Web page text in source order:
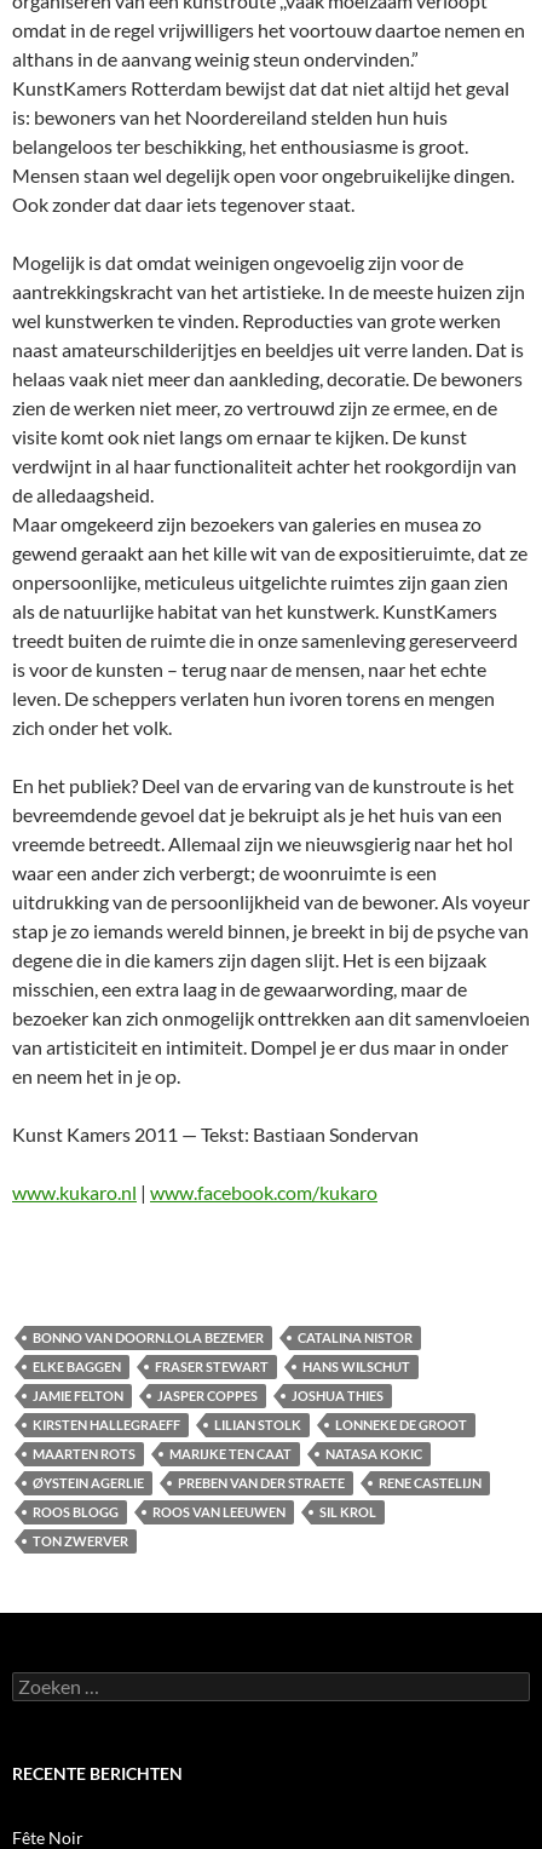
omdat in de regel vrijwilligers het voortouw daartoe nemen en
althans in de aanvang weinig steun ondervinden.”
KunstKamers Rotterdam bewijst dat dat niet altijd het geval
is: bewoners van het Noordereiland stelden hun huis
belangeloos ter beschikking, het enthousiasme is groot.
Mensen staan wel degelijk open voor ongebruikelijke dingen.
Ook zonder dat daar iets tegenover staat.
Mogelijk is dat omdat weinigen ongevoelig zijn voor de
aantrekkingskracht van het artistieke. In de meeste huizen zijn
wel kunstwerken te vinden. Reproducties van grote werken
naast amateurschilderijtjes en beeldjes uit verre landen. Dat is
helaas vaak niet meer dan aankleding, decoratie. De bewoners
zien de werken niet meer, zo vertrouwd zijn ze ermee, en de
visite komt ook niet langs om ernaar te kijken. De kunst
verdwijnt in al haar functionaliteit achter het rookgordijn van
de alledaagsheid.
Maar omgekeerd zijn bezoekers van galeries en musea zo
gewend geraakt aan het kille wit van de expositieruimte, dat ze
onpersoonlijke, meticuleus uitgelichte ruimtes zijn gaan zien
als de natuurlijke habitat van het kunstwerk. KunstKamers
treedt buiten de ruimte die in onze samenleving gereserveerd
is voor de kunsten – terug naar de mensen, naar het echte
leven. De scheppers verlaten hun ivoren torens en mengen
zich onder het volk.
En het publiek? Deel van de ervaring van de kunstroute is het
bevreemdende gevoel dat je bekruipt als je het huis van een
vreemde betreedt. Allemaal zijn we nieuwsgierig naar het hol
waar een ander zich verbergt; de woonruimte is een
uitdrukking van de persoonlijkheid van de bewoner. Als voyeur
stap je zo iemands wereld binnen, je breekt in bij de psyche van
degene die in die kamers zijn dagen slijt. Het is een bijzaak
misschien, een extra laag in de gewaarwording, maar de
bezoeker kan zich onmogelijk onttrekken aan dit samenvloeien
van artisticiteit en intimiteit. Dompel je er dus maar in onder
en neem het in je op.
Kunst Kamers 2011 — Tekst: Bastiaan Sondervan
www.kukaro.nl | www.facebook.com/kukaro
BONNO VAN DOORN.LOLA BEZEMER
CATALINA NISTOR
ELKE BAGGEN
FRASER STEWART
HANS WILSCHUT
JAMIE FELTON
JASPER COPPES
JOSHUA THIES
KIRSTEN HALLEGRAEFF
LILIAN STOLK
LONNEKE DE GROOT
MAARTEN ROTS
MARIJKE TEN CAAT
NATASA KOKIC
ØYSTEIN AGERLIE
PREBEN VAN DER STRAETE
RENE CASTELIJN
ROOS BLOGG
ROOS VAN LEEUWEN
SIL KROL
TON ZWERVER
Zoeken
naar:
RECENTE BERICHTEN
Fête Noir